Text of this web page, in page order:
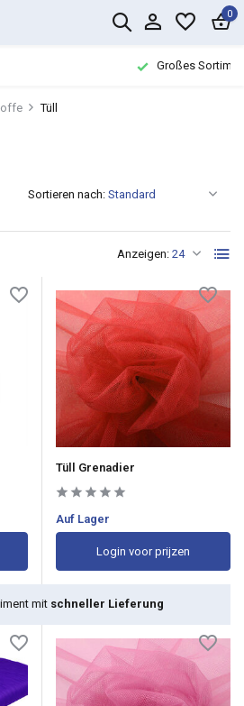
0
mit schneller Lieferung
Tüll
Anzeigen:
Sortieren nach:
Tüll Grenadier
Auf Lager
Login voor prijzen
mit schneller Lieferung